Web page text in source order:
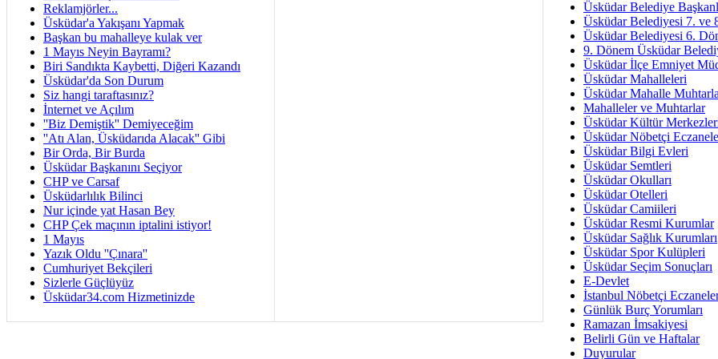
Reklamjörler...
Üsküdar'a Yakışanı Yapmak
Başkan bu mahalleye kulak ver
1 Mayıs Neyin Bayramı?
Biri Sandıkta Kaybetti, Diğeri Kazandı
Üsküdar'da Son Durum
Siz hangi taraftasınız?
İnternet ve Açılım
''Biz Demiştik'' Demiyeceğim
''Atı Alan, Üsküdarıda Alacak'' Gibi
Bir Orda, Bir Burda
Üsküdar Başkanını Seçiyor
CHP ve Carsaf
Üsküdarlılık Bilinci
Nur içinde yat Hasan Bey
CHP Çek maçının iptalini istiyor!
1 Mayıs
Yazık Oldu ''Çınara''
Cumhuriyet Bekçileri
Sizlerle Güçlüyüz
Üsküdar34.com Hizmetinizde
Av.
İmar Sorunlarının Genel
Arakan
Bayramın
Ruhsal
Üsküdar
Üsküdar Belediye
Üsküdar Belediyesi 7. ve
Üsküdar Belediyesi 6.
9. Dönem Üsküdar
Üsküdar İlçe Emniyet
Üsküdar Mahalleleri
Üsküdar Mahalle
Mahalleler ve Muhtarlar
Üsküdar Kültür
Üsküdar Nöbetçi
Üsküdar Bilgi Evleri
Üsküdar Semtleri
Üsküdar Okulları
Üsküdar Otelleri
Üsküdar Camiileri
Üsküdar Resmi Kurumlar
Üsküdar Sağlık Kurumları
Üsküdar Spor Kulüpleri
Üsküdar Seçim Sonuçları
E-Devlet
İstanbul Nöbetçi
Günlük Burç Yorumları
Ramazan İmsakiyesi
Belirli Gün ve Haftalar
Duyurular